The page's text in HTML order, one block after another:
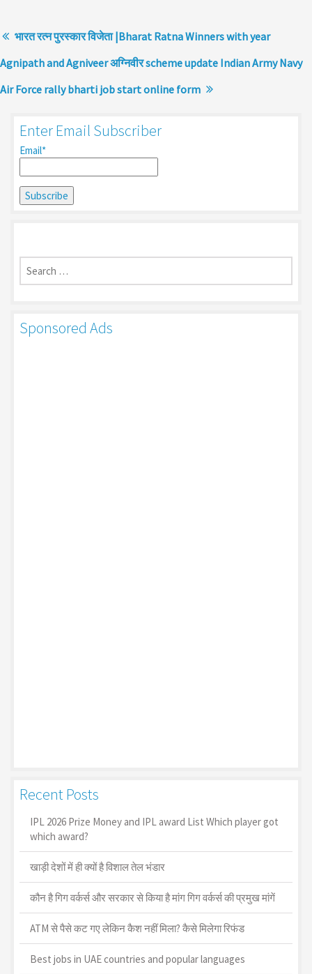
भारत रत्न पुरस्कार विजेता |Bharat Ratna Winners with year
Agnipath and Agniveer अग्निवीर scheme update Indian Army Navy
Air Force rally bharti job start online form
Enter Email Subscriber
Email*
Search
for:
Sponsored Ads
Recent Posts
IPL 2026 Prize Money and IPL award List Which player got
which award?
खाड़ी देशों में ही क्यों है व‍िशाल तेल भंडार
कौन है गिग वर्कर्स और सरकार से किया है मांग गिग वर्कर्स की प्रमुख मांगें
ATM से पैसे कट गए लेकिन कैश नहीं मिला? कैसे मिलेगा रिफंड
Best jobs in UAE countries and popular languages